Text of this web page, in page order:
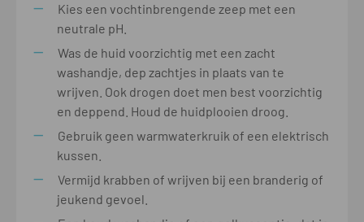
Kies een vochtinbrengende zeep met een
neutrale pH.
Was de huid voorzichtig met een zacht
washandje, dep zachtjes in plaats van te
wrijven. Ook drogen doet men best voorzichtig
en deppend. Houd de huidplooien droog.
Gebruik geen warmwaterkruik of een elektrisch
kussen.
Vermijd krabben of wrijven bij een branderig of
jeukend gevoel.